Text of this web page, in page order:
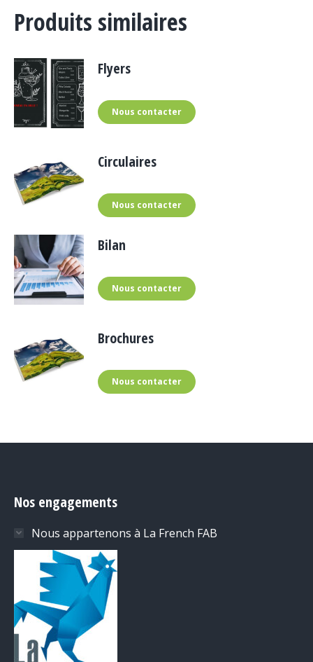
Produits similaires
Flyers
Nous contacter
Circulaires
Nous contacter
Bilan
Nous contacter
Brochures
Nous contacter
Nos engagements
Nous appartenons à La French FAB